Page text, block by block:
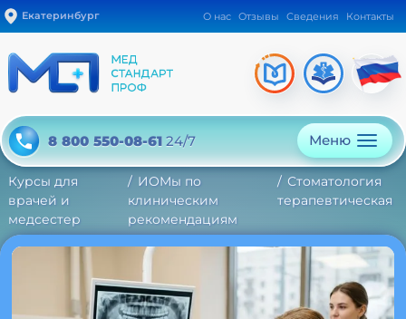
Екатеринбург О нас Отзывы Сведения Контакты
8 800 550-08-61 24/7 Меню
Курсы для
врачей и
медсестер
ИОМы по
клиническим
рекомендациям
Стоматология
терапевтическая